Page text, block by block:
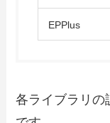
EPPlus
各ライブラリの